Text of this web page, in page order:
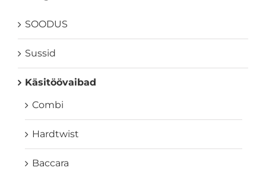
SOODUS
Sussid
Käsitöövaibad
Combi
Hardtwist
Baccara